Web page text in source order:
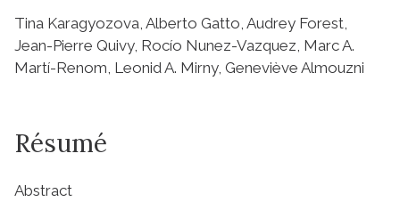
Tina Karagyozova, Alberto Gatto, Audrey Forest,
Jean-Pierre Quivy, Rocío Nunez-Vazquez, Marc A.
Martí-Renom, Leonid A. Mirny, Geneviève Almouzni
Résumé
Abstract